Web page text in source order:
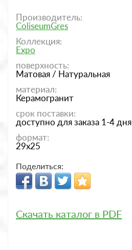
Производитель:
ColiseumGres
Коллекция:
Expo
поверхность:
Матовая / Натуральная
материал:
Керамогранит
срок поставки:
доступно для заказа 1-4 дня
формат:
29x25
Поделиться:
Скачать каталог в PDF